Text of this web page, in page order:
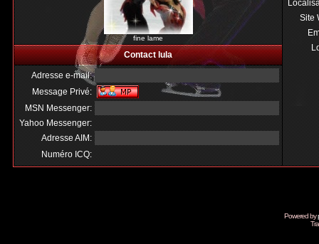
fine lame
Site
Contact lula
Adresse e-mail:
Message Privé:
MSN Messenger:
Yahoo Messenger:
Adresse AIM:
Numéro ICQ:
Powered by